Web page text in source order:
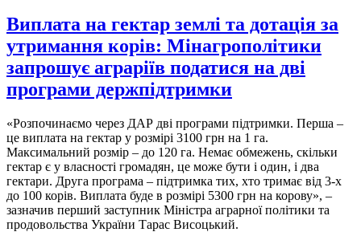
Виплата на гектар землі та дотація за
утримання корів: Мінагрополітики
запрошує аграріїв податися на дві
програми держпідтримки
«Розпочинаємо через ДАР дві програми підтримки. Перша –
це виплата на гектар у розмірі 3100 грн на 1 га.
Максимальний розмір – до 120 га. Немає обмежень, скільки
гектар є у власності громадян, це може бути і один, і два
гектари. Друга програма – підтримка тих, хто тримає від 3-х
до 100 корів. Виплата буде в розмірі 5300 грн на корову», –
зазначив перший заступник Міністра аграрної політики та
продовольства України Тарас Висоцький.